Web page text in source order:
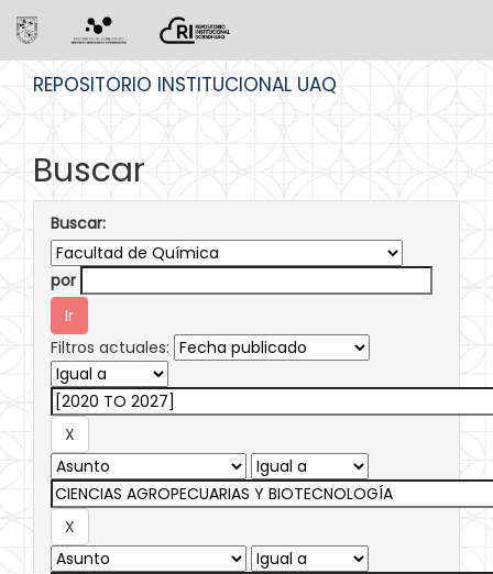
REPOSITORIO INSTITUCIONAL UAQ
Buscar
Buscar:
por
Filtros actuales: